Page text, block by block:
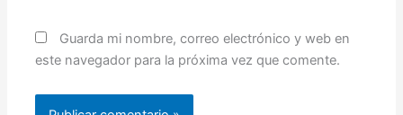
Guarda mi nombre, correo electrónico y web en
este navegador para la próxima vez que comente.